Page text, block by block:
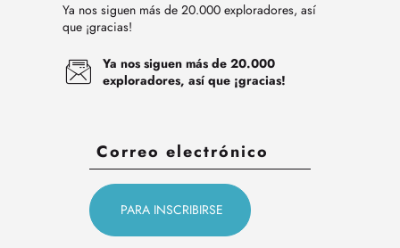
Ya nos siguen más de 20.000 exploradores, así
que ¡gracias!
Ya nos siguen más de 20.000
exploradores, así que ¡gracias!